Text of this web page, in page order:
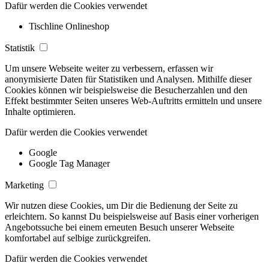
Dafür werden die Cookies verwendet
Tischline Onlineshop
Statistik
Um unsere Webseite weiter zu verbessern, erfassen wir
anonymisierte Daten für Statistiken und Analysen. Mithilfe dieser
Cookies können wir beispielsweise die Besucherzahlen und den
Effekt bestimmter Seiten unseres Web-Auftritts ermitteln und unsere
Inhalte optimieren.
Dafür werden die Cookies verwendet
Google
Google Tag Manager
Marketing
Wir nutzen diese Cookies, um Dir die Bedienung der Seite zu
erleichtern. So kannst Du beispielsweise auf Basis einer vorherigen
Angebotssuche bei einem erneuten Besuch unserer Webseite
komfortabel auf selbige zurückgreifen.
Dafür werden die Cookies verwendet